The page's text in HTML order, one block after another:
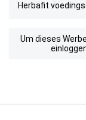
Herbafit
Um dieses